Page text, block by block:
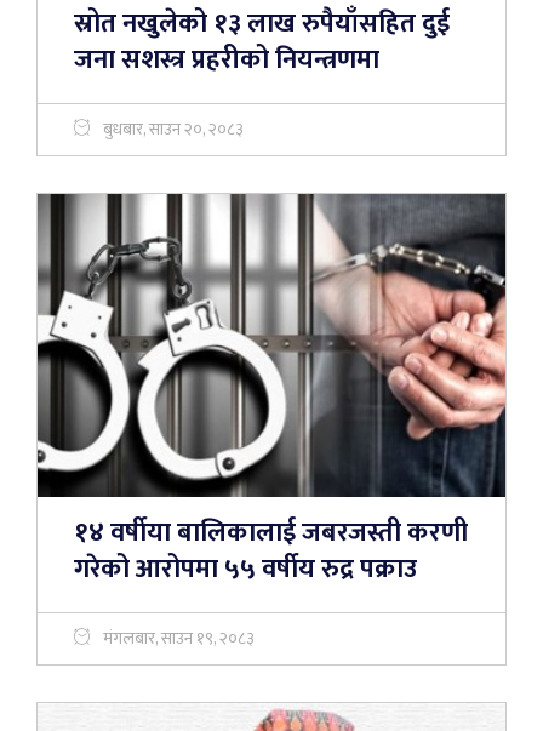
स्रोत नखुलेको १३ लाख रुपैयाँसहित दुई
जना सशस्त्र प्रहरीको नियन्त्रणमा
बुधबार, साउन २०, २०८३
१४ वर्षीया बालिकालाई जबरजस्ती करणी
गरेको आरोपमा ५५ वर्षीय रुद्र पक्राउ
मंगलबार, साउन १९, २०८३